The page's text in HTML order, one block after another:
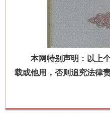
本网特别声明：以上个
载或他用，否则追究法律责